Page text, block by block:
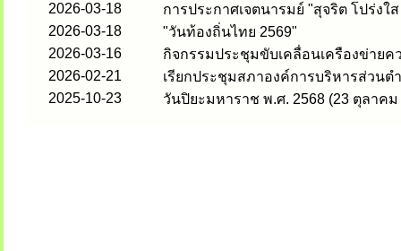
2026-03-18
การประกาศเจตนารมย์ "สุจริต โปร่ง
2026-03-18
"วันท้องถิ่นไทย 2569"
2026-03-16
กิจกรรมประชุมขับเคลื่อนเครืองข่าย
2026-02-21
เรียกประชุมสภาองค์การบริหารส่วนต
2025-10-23
วันปิยะมหาราช พ.ศ. 2568 (23 ตุลาคม